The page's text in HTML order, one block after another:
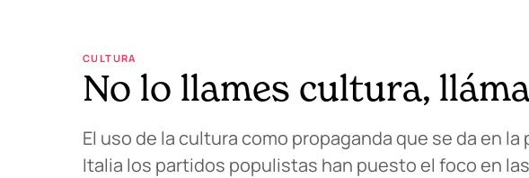
CULTURA
No lo llames cultura,
El uso de la cultura como propaganda que se da en
Italia los partidos populistas han puesto el foco en